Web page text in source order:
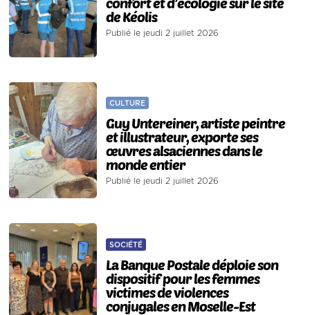
de Kéolis
Publié le jeudi 2 juillet 2026
CULTURE
Guy Untereiner, artiste peintre
et illustrateur, exporte ses
œuvres alsaciennes dans le
monde entier
Publié le jeudi 2 juillet 2026
SOCIÉTÉ
La Banque Postale déploie son
dispositif pour les femmes
victimes de violences
conjugales en Moselle-Est